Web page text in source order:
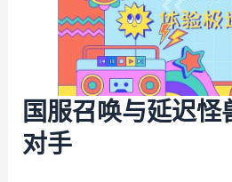
国服召唤与延迟怪
对手